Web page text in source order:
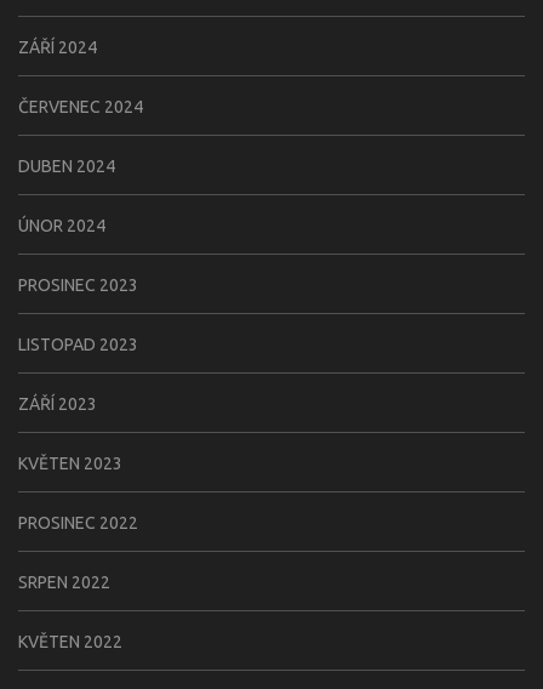
ZÁŘÍ 2024
ČERVENEC 2024
DUBEN 2024
ÚNOR 2024
PROSINEC 2023
LISTOPAD 2023
ZÁŘÍ 2023
KVĚTEN 2023
PROSINEC 2022
SRPEN 2022
KVĚTEN 2022